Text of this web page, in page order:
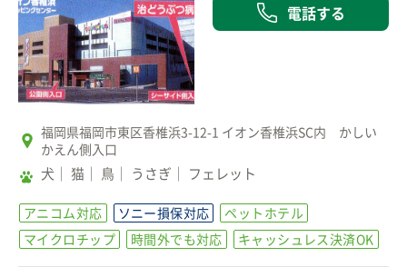
電話する
福岡県福岡市東区香椎浜3-12-1 イオン香椎浜SC内 かしい
かえん側入口
犬 猫 鳥 うさぎ フェレット
アニコム対応 ソニー損保対応
ペットホテル
マイクロチップ
時間外でも対応 キャッシュレス決済OK